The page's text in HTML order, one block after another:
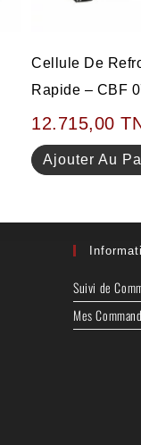
Cellule De
Rapide – CBF
12.715,00
Ajouter Au
Suivi de
Mes